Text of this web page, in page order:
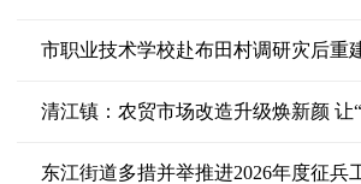
市职业技术学校赴布田村调研灾后重
清江镇：农贸市场改造升级焕新颜 让
东江街道多措并举推进2026年度征兵